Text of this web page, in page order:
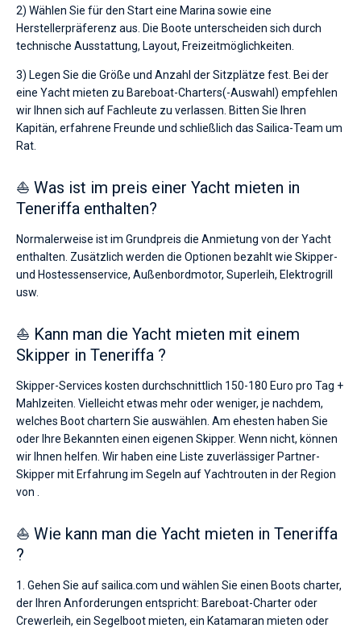
2) Wählen Sie für den Start eine Marina sowie eine
Herstellerpräferenz aus. Die Boote unterscheiden sich durch
technische Ausstattung, Layout, Freizeitmöglichkeiten.
3) Legen Sie die Größe und Anzahl der Sitzplätze fest. Bei der
eine Yacht mieten zu Bareboat-Charters(-Auswahl) empfehlen
wir Ihnen sich auf Fachleute zu verlassen. Bitten Sie Ihren
Kapitän, erfahrene Freunde und schließlich das Sailica-Team um
Rat.
⛵ Was ist im preis einer Yacht mieten in
Teneriffa enthalten?
Normalerweise ist im Grundpreis die Anmietung von der Yacht
enthalten. Zusätzlich werden die Optionen bezahlt wie Skipper-
und Hostessenservice, Außenbordmotor, Superleih, Elektrogrill
usw.
⛵ Kann man die Yacht mieten mit einem
Skipper in Teneriffa ?
Skipper-Services kosten durchschnittlich 150-180 Euro pro Tag +
Mahlzeiten. Vielleicht etwas mehr oder weniger, je nachdem,
welches Boot chartern Sie auswählen. Am ehesten haben Sie
oder Ihre Bekannten einen eigenen Skipper. Wenn nicht, können
wir Ihnen helfen. Wir haben eine Liste zuverlässiger Partner-
Skipper mit Erfahrung im Segeln auf Yachtrouten in der Region
von .
⛵ Wie kann man die Yacht mieten in Teneriffa
?
1. Gehen Sie auf sailica.com und wählen Sie einen Boots charter,
der Ihren Anforderungen entspricht: Bareboat-Charter oder
Crewerleih, ein Segelboot mieten, ein Katamaran mieten oder